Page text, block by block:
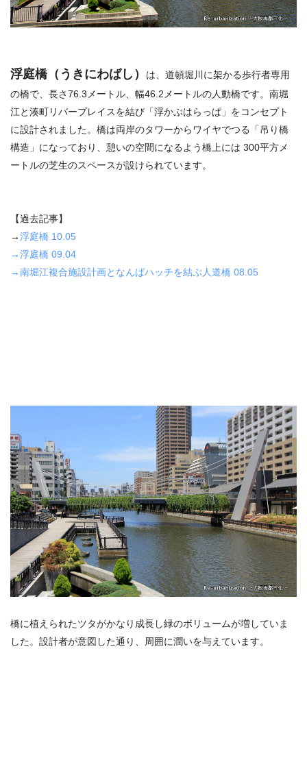
浮庭橋（うきにわばし）
は、道頓堀川に架かる歩行者専用
の橋で、長さ76.3メートル、幅46.2メートルの人動橋です。南堀
江と湊町リバープレイスを結び「浮かぶはらっぱ」をコンセプト
に設計されました。橋は両岸のタワーからワイヤでつる「吊り橋
構造」になっており、憩いの空間になるよう橋上には 300平方メ
ートルの芝生のスペースが設けられています。
【過去記事】
→浮庭橋 10.05
→浮庭橋 09.04
→南堀江複合施設計画となんばハッチを結ぶ人道橋 08.05
橋に植えられたツタがかなり成長し緑のボリュームが増していま
した。設計者が意図した通り、周囲に潤いを与えています。